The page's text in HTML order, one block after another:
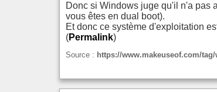
Donc si Windows juge qu'il n'a pas
vous êtes en dual boot).
Et donc ce système d'exploitation
(Permalink)
Source : https://www.makeuseof.com/